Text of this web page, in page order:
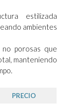
estilizada
ambientes
no porosas que
manteniendo
PRECIO